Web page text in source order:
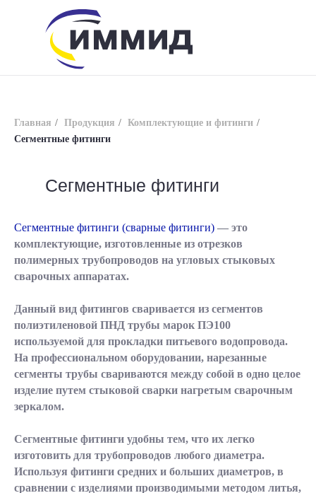
Главная / Продукция / Комплектующие и фитинги /
Сегментные фитинги
Сегментные фитинги
Сегментные фитинги (сварные фитинги) — это
комплектующие, изготовленные из отрезков
полимерных трубопроводов на угловых стыковых
сварочных аппаратах.
Данный вид фитингов сваривается из сегментов
полиэтиленовой ПНД трубы марок ПЭ100
используемой для прокладки питьевого водопровода.
На профессиональном оборудовании, нарезанные
сегменты трубы свариваются между собой в одно целое
изделие путем стыковой сварки нагретым сварочным
зеркалом.
Сегментные фитинги удобны тем, что их легко
изготовить для трубопроводов любого диаметра.
Используя фитинги средних и больших диаметров, в
сравнении с изделиями производимыми методом литья,